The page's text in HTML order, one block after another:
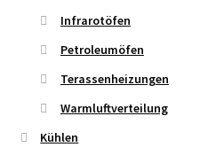
Infrarotöfen
Petroleumöfen
Terassenheizungen
Warmluftverteilung
Kühlen